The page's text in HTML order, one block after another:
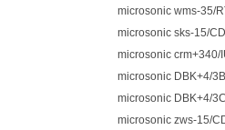
microsonic wms-35/
microsonic sks-15/CD
microsonic crm+340/
microsonic DBK+4/
microsonic DBK+4/
microsonic zws-15/